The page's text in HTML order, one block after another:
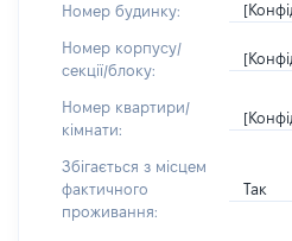
Номер будинку:
Номер корпусу/
секції/блоку:
Номер квартири/
кімнати:
Збігається з місцем
фактичного
проживання:
Так